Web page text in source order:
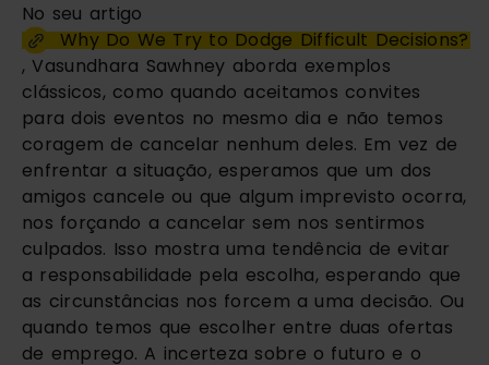
No seu artigo
Why Do We Try to Dodge Difficult Decisions?
, Vasundhara Sawhney aborda exemplos
clássicos, como quando aceitamos convites
para dois eventos no mesmo dia e não temos
coragem de cancelar nenhum deles. Em vez de
enfrentar a situação, esperamos que um dos
amigos cancele ou que algum imprevisto ocorra,
nos forçando a cancelar sem nos sentirmos
culpados. Isso mostra uma tendência de evitar
a responsabilidade pela escolha, esperando que
as circunstâncias nos forcem a uma decisão. Ou
quando temos que escolher entre duas ofertas
de emprego. A incerteza sobre o futuro e o